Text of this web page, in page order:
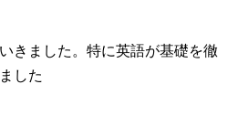
きました。特に英語が基礎を徹
した